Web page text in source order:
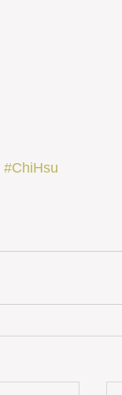
#ChiHsu